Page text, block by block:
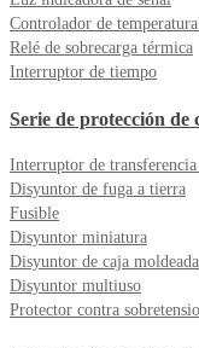
Controlador de
Relé de sobrecarga térmica
Interruptor de tiempo
Serie de protección de
Interruptor de
Disyuntor de fuga a tierra
Fusible
Disyuntor miniatura
Disyuntor de caja moldeada
Disyuntor multiuso
Protector contra